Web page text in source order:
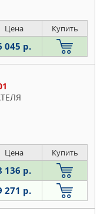
Цена Купить
045 р.
Цена Купить
136 р.
271 р.